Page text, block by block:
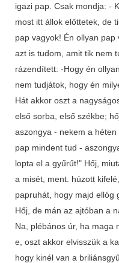
igazi pap. Csak mondja: -
most itt állok előttetek, de
pap vagyok! Én ollyan
azt is tudom, amit tik nem
rázendített: -Hogy én
nem tudjátok, hogy én
Hát akkor oszt a
első sorba, első székbe;
aszongya - nekem a
pap mindent tud -
lopta el a gyűrűt!" Hőj,
a misét, ment. húzott
papruhát, hogy majd ellóg
Hőj, de mán az ajtóban a
Na, plébános úr, ha maga
e, oszt akkor elvisszük a
hogy kinél van a